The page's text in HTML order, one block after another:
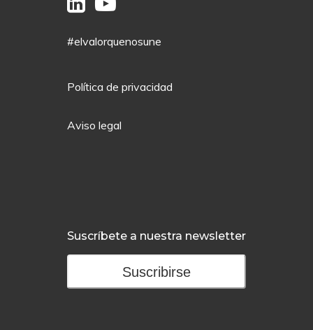
#elvalorquenosune
Política de privacidad
Aviso legal
Suscríbete a nuestra newsletter
Suscribirse